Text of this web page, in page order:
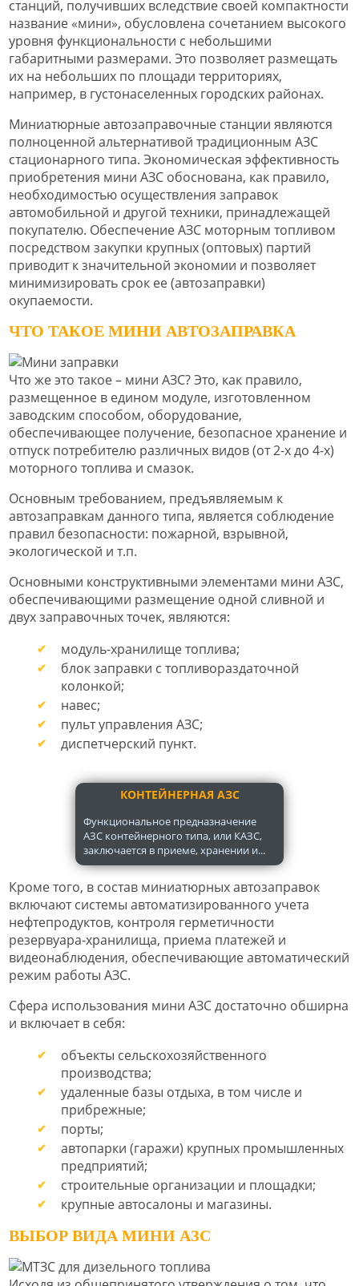
станций, получивших вследствие своей компактности
название «мини», обусловлена сочетанием высокого
уровня функциональности с небольшими
габаритными размерами. Это позволяет размещать
их на небольших по площади территориях,
например, в густонаселенных городских районах.
Миниатюрные автозаправочные станции являются
полноценной альтернативой традиционным АЗС
стационарного типа. Экономическая эффективность
приобретения мини АЗС обоснована, как правило,
необходимостью осуществления заправок
автомобильной и другой техники, принадлежащей
покупателю. Обеспечение АЗС моторным топливом
посредством закупки крупных (оптовых) партий
приводит к значительной экономии и позволяет
минимизировать срок ее (автозаправки)
окупаемости.
ЧТО ТАКОЕ МИНИ АВТОЗАПРАВКА
Что же это такое – мини АЗС? Это, как правило,
размещенное в едином модуле, изготовленном
заводским способом, оборудование,
обеспечивающее получение, безопасное хранение и
отпуск потребителю различных видов (от 2-х до 4-х)
моторного топлива и смазок.
Основным требованием, предъявляемым к
автозаправкам данного типа, является соблюдение
правил безопасности: пожарной, взрывной,
экологической и т.п.
Основными конструктивными элементами мини АЗС,
обеспечивающими размещение одной сливной и
двух заправочных точек, являются:
модуль-хранилище топлива;
блок заправки с топливораздаточной
колонкой;
навес;
пульт управления АЗС;
диспетчерский пункт.
КОНТЕЙНЕРНАЯ АЗС
Функциональное предназначение
АЗС контейнерного типа, или КАЗС,
заключается в приеме, хранении и...
Кроме того, в состав миниатюрных автозаправок
включают системы автоматизированного учета
нефтепродуктов, контроля герметичности
резервуара-хранилища, приема платежей и
видеонаблюдения, обеспечивающие автоматический
режим работы АЗС.
Сфера использования мини АЗС достаточно обширна
и включает в себя:
объекты сельскохозяйственного
производства;
удаленные базы отдыха, в том числе и
прибрежные;
порты;
автопарки (гаражи) крупных промышленных
предприятий;
строительные организации и площадки;
крупные автосалоны и магазины.
ВЫБОР ВИДА МИНИ АЗС